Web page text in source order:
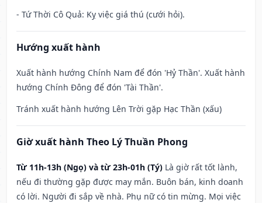
- Tứ Thời Cô Quả: Kỵ việc giá thú (cưới hỏi).
Hướng xuất hành
Xuất hành hướng Chính Nam để đón 'Hỷ Thần'. Xuất hành
hướng Chính Đông để đón 'Tài Thần'.
Tránh xuất hành hướng Lên Trời gặp Hạc Thần (xấu)
Giờ xuất hành Theo Lý Thuần Phong
Từ 11h-13h (Ngọ) và từ 23h-01h (Tý) Là giờ rất tốt lành,
nếu đi thường gặp được may mắn. Buôn bán, kinh doanh
có lời. Người đi sắp về nhà. Phụ nữ có tin mừng. Mọi việc